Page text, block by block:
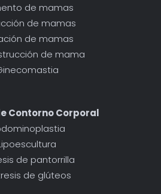
de mamas
de mamas
de mamas
de mama
Contorno Corporal
de pantorrilla
de glúteos